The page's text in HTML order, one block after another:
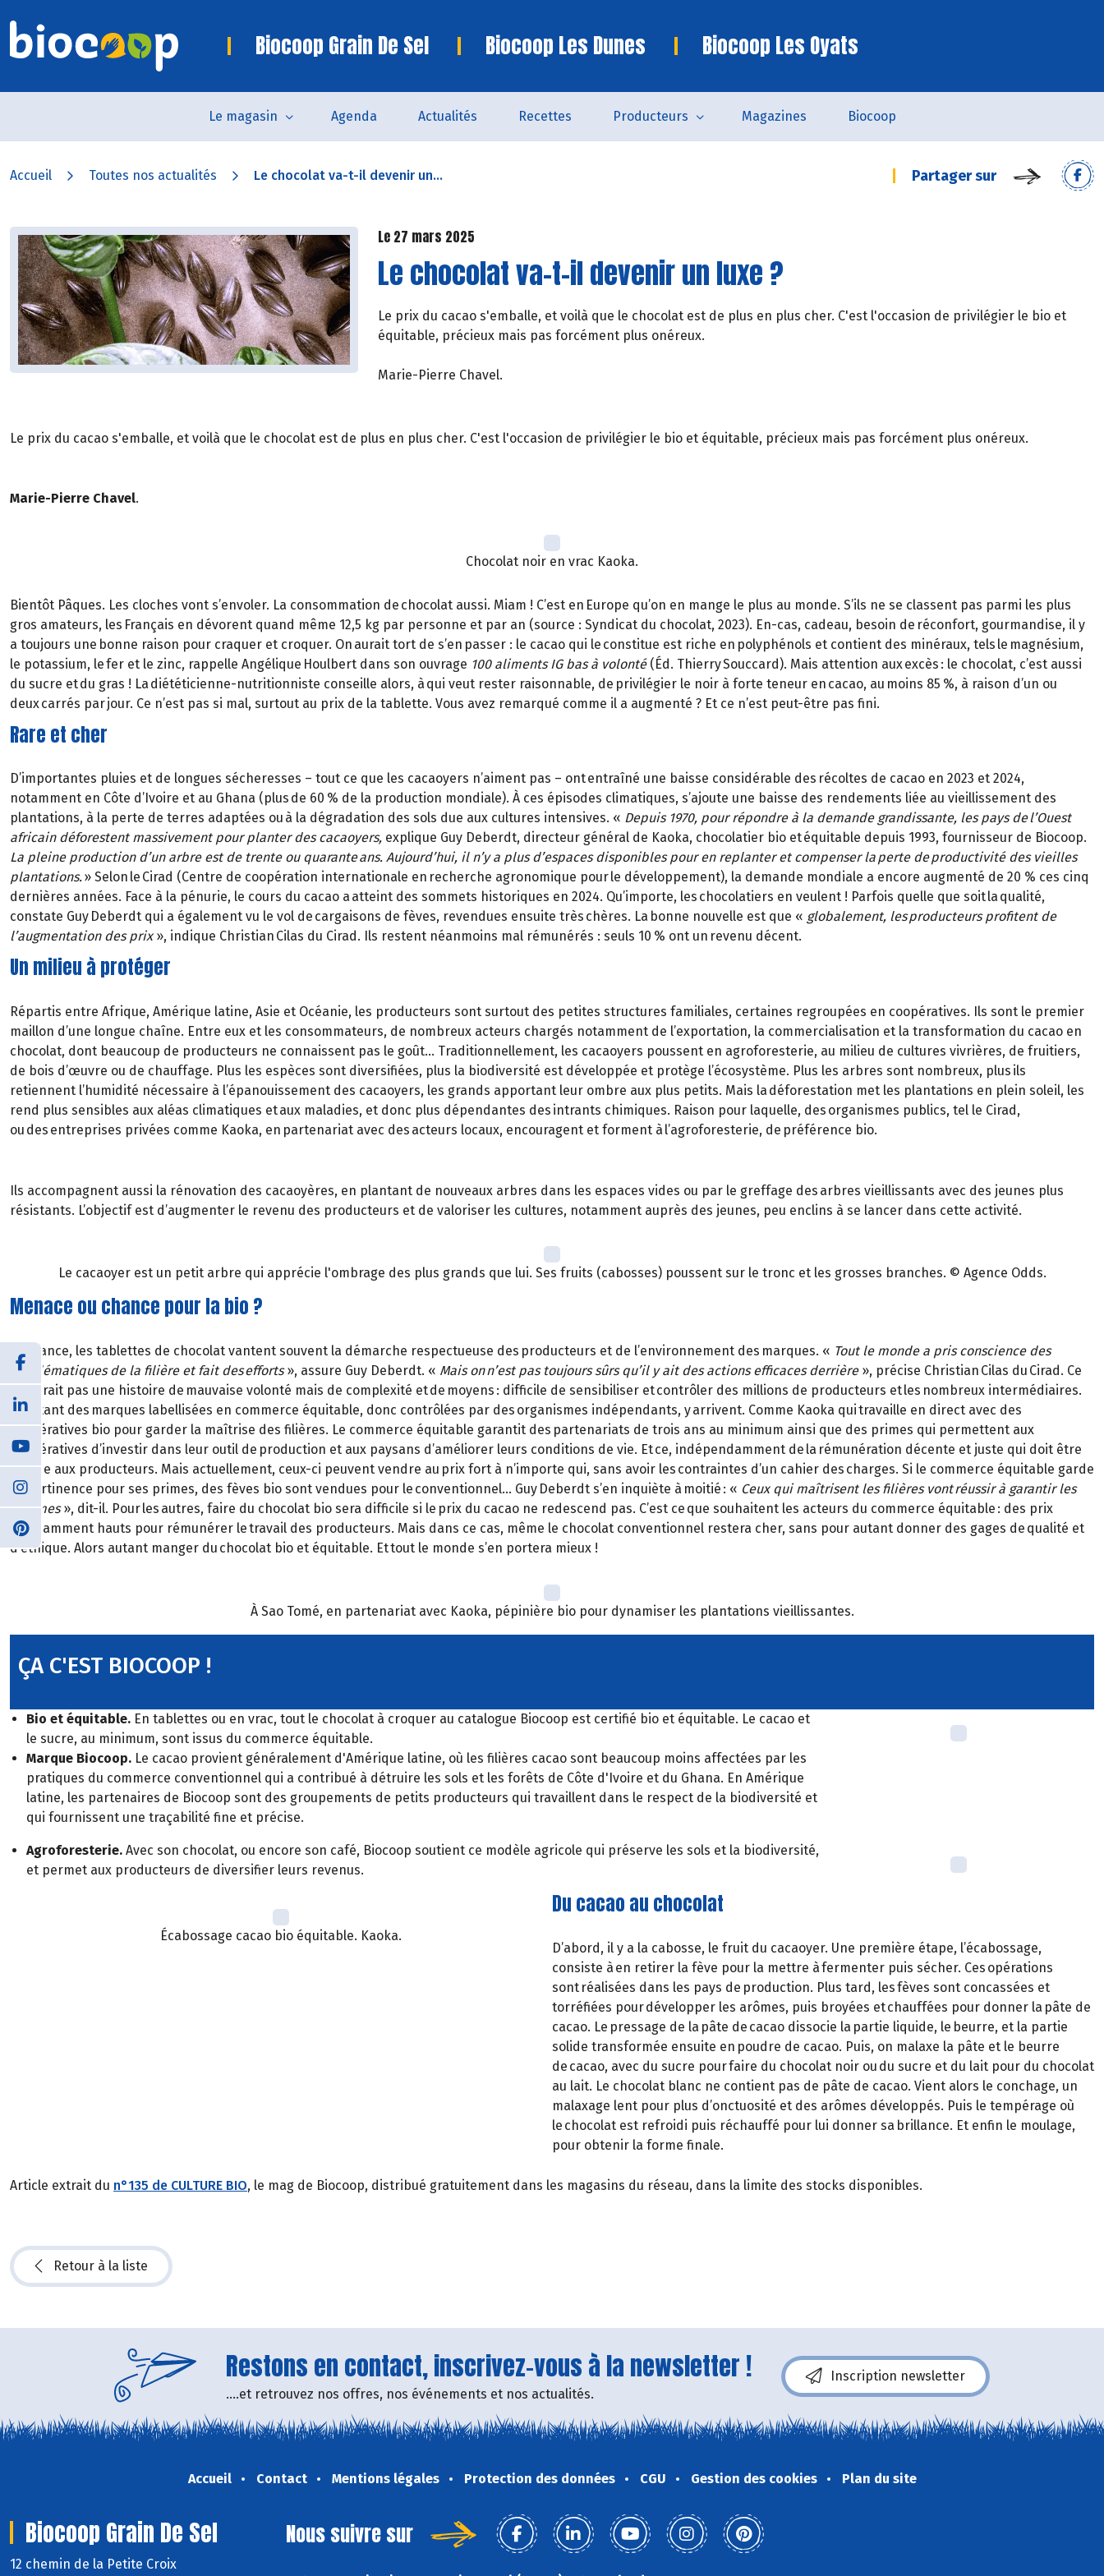
Biocoop Grain De Sel Biocoop Les Dunes Biocoop Les Oyats
Le magasin Agenda Actualités Recettes Producteurs Magazines Biocoop
Accueil Toutes nos actualités Le chocolat va-t-il devenir un... Partager sur
Le 27 mars 2025
Le chocolat va-t-il devenir un luxe ?
Le prix du cacao s'emballe, et voilà que le chocolat est de plus en plus cher. C'est l'occasion de privilégier le bio et
équitable, précieux mais pas forcément plus onéreux.
Marie-Pierre Chavel.
Le prix du cacao s'emballe, et voilà que le chocolat est de plus en plus cher. C'est l'occasion de privilégier le bio et équitable, précieux mais pas forcément plus onéreux.
Marie-Pierre Chavel.
Chocolat noir en vrac Kaoka.
Bientôt Pâques. Les cloches vont s’envoler. La consommation de chocolat aussi. Miam ! C’est en Europe qu’on en mange le plus au monde. S’ils ne se classent pas parmi les plus
gros amateurs, les Français en dévorent quand même 12,5 kg par personne et par an (source : Syndicat du chocolat, 2023). En-cas, cadeau, besoin de réconfort, gourmandise, il y
a toujours une bonne raison pour craquer et croquer. On aurait tort de s’en passer : le cacao qui le constitue est riche en polyphénols et contient des minéraux, tels le magnésium,
le potassium, le fer et le zinc, rappelle Angélique Houlbert dans son ouvrage 100 aliments IG bas à volonté(Éd. Thierry Souccard). Mais attention aux excès : le chocolat, c’est aussi
du sucre et du gras ! La diététicienne-nutritionniste conseille alors, à qui veut rester raisonnable, de privilégier le noir à forte teneur en cacao, au moins 85 %, à raison d’un ou
deux carrés par jour. Ce n’est pas si mal, surtout au prix de la tablette. Vous avez remarqué comme il a augmenté ? Et ce n’est peut-être pas fini.
Rare et cher
D’importantes pluies et de longues sécheresses – tout ce que les cacaoyers n’aiment pas – ont entraîné une baisse considérable des récoltes de cacao en 2023 et 2024,
notamment en Côte d’Ivoire et au Ghana (plus de 60 % de la production mondiale). À ces épisodes climatiques, s’ajoute une baisse des rendements liée au vieillissement des
plantations, à la perte de terres adaptées ou à la dégradation des sols due aux cultures intensives. « Depuis 1970, pour répondre à la demande grandissante, les pays de l’Ouest
africain déforestent massivement pour planter des cacaoyers, explique Guy Deberdt, directeur général de Kaoka, chocolatier bio et équitable depuis 1993, fournisseur de Biocoop.
La pleine production d’un arbre est de trente ou quarante ans. Aujourd’hui, il n’y a plus d’espaces disponibles pour en replanter et compenser la perte de productivité des vieilles
plantations.» Selon le Cirad (Centre de coopération internationale en recherche agronomique pour le développement), la demande mondiale a encore augmenté de 20 % ces cinq
dernières années. Face à la pénurie, le cours du cacao a atteint des sommets historiques en 2024. Qu’importe, les chocolatiers en veulent ! Parfois quelle que soit la qualité,
constate Guy Deberdt qui a également vu le vol de cargaisons de fèves, revendues ensuite très chères. La bonne nouvelle est que « globalement, les producteurs profitent de
l’augmentation des prix», indique Christian Cilas du Cirad. Ils restent néanmoins mal rémunérés : seuls 10 % ont un revenu décent.
Un milieu à protéger
Répartis entre Afrique, Amérique latine, Asie et Océanie, les producteurs sont surtout des petites structures familiales, certaines regroupées en coopératives. Ils sont le premier
maillon d’une longue chaîne. Entre eux et les consommateurs, de nombreux acteurs chargés notamment de l’exportation, la commercialisation et la transformation du cacao en
chocolat, dont beaucoup de producteurs ne connaissent pas le goût… Traditionnellement, les cacaoyers poussent en agroforesterie, au milieu de cultures vivrières, de fruitiers,
de bois d’œuvre ou de chauffage. Plus les espèces sont diversifiées, plus la biodiversité est développée et protège l’écosystème. Plus les arbres sont nombreux, plus ils
retiennent l’humidité nécessaire à l’épanouissement des cacaoyers, les grands apportant leur ombre aux plus petits. Mais la déforestation met les plantations en plein soleil, les
rend plus sensibles aux aléas climatiques et aux maladies, et donc plus dépendantes des intrants chimiques. Raison pour laquelle, des organismes publics, tel le Cirad,
ou des entreprises privées comme Kaoka, en partenariat avec des acteurs locaux, encouragent et forment à l’agroforesterie, de préférence bio.
Ils accompagnent aussi la rénovation des cacaoyères, en plantant de nouveaux arbres dans les espaces vides ou par le greffage des arbres vieillissants avec des jeunes plus
résistants. L’objectif est d’augmenter le revenu des producteurs et de valoriser les cultures, notamment auprès des jeunes, peu enclins à se lancer dans cette activité.
Le cacaoyer est un petit arbre qui apprécie l'ombrage des plus grands que lui. Ses fruits (cabosses) poussent sur le tronc et les grosses branches. © Agence Odds.
Menace ou chance pour la bio ?
En France, les tablettes de chocolat vantent souvent la démarche respectueuse des producteurs et de l’environnement des marques. « Tout le monde a pris conscience des
problématiques de la filière et fait des efforts», assure Guy Deberdt. « Mais on n’est pas toujours sûrs qu’il y ait des actions efficaces derrière», précise Christian Cilas du Cirad. Ce
ne serait pas une histoire de mauvaise volonté mais de complexité et de moyens : difficile de sensibiliser et contrôler des millions de producteurs et les nombreux intermédiaires.
Pourtant des marques labellisées en commerce équitable, donc contrôlées par des organismes indépendants, y arrivent. Comme Kaoka qui travaille en direct avec des
coopératives bio pour garder la maîtrise des filières. Le commerce équitable garantit des partenariats de trois ans au minimum ainsi que des primes qui permettent aux
coopératives d’investir dans leur outil de production et aux paysans d’améliorer leurs conditions de vie. Et ce, indépendamment de la rémunération décente et juste qui doit être
versée aux producteurs. Mais actuellement, ceux-ci peuvent vendre au prix fort à n’importe qui, sans avoir les contraintes d’un cahier des charges. Si le commerce équitable garde
sa pertinence pour ses primes, des fèves bio sont vendues pour le conventionnel… Guy Deberdt s’en inquiète à moitié : « Ceux qui maîtrisent les filières vont réussir à garantir les
volumes», dit-il. Pour les autres, faire du chocolat bio sera difficile si le prix du cacao ne redescend pas. C’est ce que souhaitent les acteurs du commerce équitable : des prix
suffisamment hauts pour rémunérer le travail des producteurs. Mais dans ce cas, même le chocolat conventionnel restera cher, sans pour autant donner des gages de qualité et
d’éthique. Alors autant manger du chocolat bio et équitable. Et tout le monde s’en portera mieux !
À Sao Tomé, en partenariat avec Kaoka, pépinière bio pour dynamiser les plantations vieillissantes.
ÇA C'EST BIOCOOP !
Bio et équitable. En tablettes ou en vrac, tout le chocolat à croquer au catalogue Biocoop est certifié bio et équitable. Le cacao et
le sucre, au minimum, sont issus du commerce équitable.
Marque Biocoop. Le cacao provient généralement d'Amérique latine, où les filières cacao sont beaucoup moins affectées par les
pratiques du commerce conventionnel qui a contribué à détruire les sols et les forêts de Côte d'Ivoire et du Ghana. En Amérique
latine, les partenaires de Biocoop sont des groupements de petits producteurs qui travaillent dans le respect de la biodiversité et
qui fournissent une traçabilité fine et précise.
Agroforesterie. Avec son chocolat, ou encore son café, Biocoop soutient ce modèle agricole qui préserve les sols et la biodiversité,
et permet aux producteurs de diversifier leurs revenus.
Écabossage cacao bio équitable. Kaoka.
Du cacao au chocolat
D’abord, il y a la cabosse, le fruit du cacaoyer. Une première étape, l’écabossage,
consiste à en retirer la fève pour la mettre à fermenter puis sécher. Ces opérations
sont réalisées dans les pays de production. Plus tard, les fèves sont concassées et
torréfiées pour développer les arômes, puis broyées et chauffées pour donner la pâte de
cacao. Le pressage de la pâte de cacao dissocie la partie liquide, le beurre, et la partie
solide transformée ensuite en poudre de cacao. Puis, on malaxe la pâte et le beurre
de cacao, avec du sucre pour faire du chocolat noir ou du sucre et du lait pour du chocolat
au lait. Le chocolat blanc ne contient pas de pâte de cacao. Vient alors le conchage, un
malaxage lent pour plus d’onctuosité et des arômes développés. Puis le tempérage où
le chocolat est refroidi puis réchauffé pour lui donner sa brillance. Et enfin le moulage,
pour obtenir la forme finale.
Article extrait du n°135 de CULTURE BIO, le mag de Biocoop, distribué gratuitement dans les magasins du réseau, dans la limite des stocks disponibles.
Retour à la liste
Restons en contact, inscrivez-vous à la newsletter !
....et retrouvez nos offres, nos événements et nos actualités.
Inscription newsletter
Accueil Contact Mentions légales Protection des données CGU Gestion des cookies Plan du site
Biocoop Grain De Sel
12 chemin de la Petite Croix
Nous suivre sur